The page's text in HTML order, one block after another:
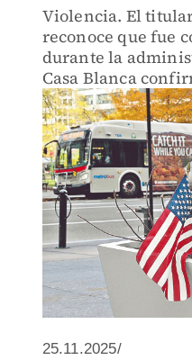
Violencia. El
reconoce que fue
durante la
Casa Blanca
agente baleada
25.11.2025/